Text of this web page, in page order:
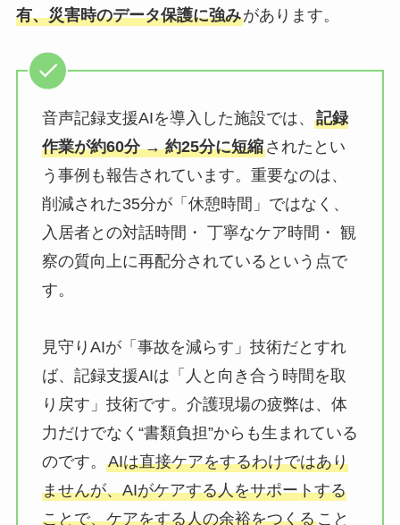
有、災害時のデータ保護に強みがあります。
音声記録支援AIを導入した施設では、 記録
作業が約60分 → 約25分に短縮されたとい
う事例も報告されています。重要なのは、
削減された35分が「休憩時間」ではなく、
入居者との対話時間・ 丁寧なケア時間・ 観
察の質向上に再配分されているという点で
す。
見守りAIが「事故を減らす」技術だとすれ
ば、記録支援AIは「人と向き合う時間を取
り戻す」技術です。介護現場の疲弊は、体
力だけでなく“書類負担”からも生まれている
のです。 AIは直接ケアをするわけではあり
ませんが、AIがケアする人をサポートする
ことで、ケアをする人の余裕をつくること